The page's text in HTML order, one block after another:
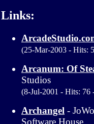
Links:
(25-Mar-2003 - Hits:
Arcanum: Of
Studios
(8-Jul-2001 - Hits: 76
Archangel -
Software House